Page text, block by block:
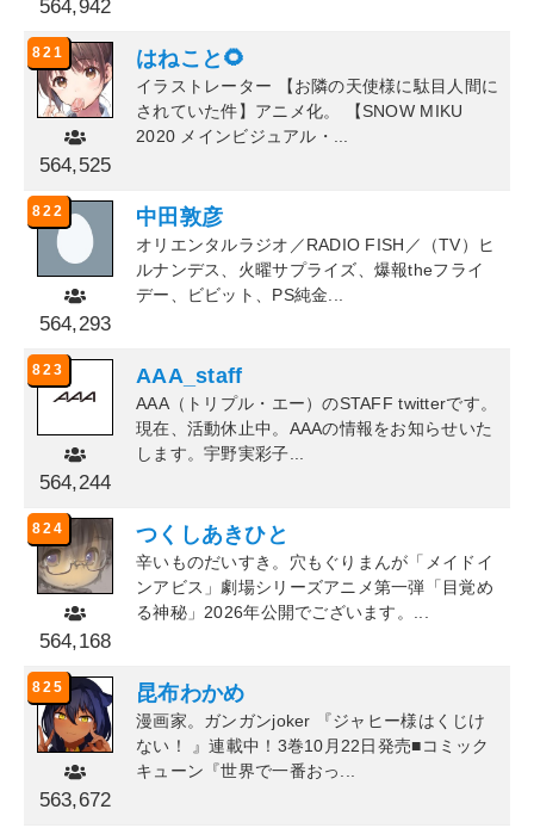
564,942
821
564,525
はねこと🌻
イラストレーター 【お隣の天使様に駄目人間に
されていた件】アニメ化。 【SNOW MIKU
2020 メインビジュアル・...
822
564,293
中田敦彦
オリエンタルラジオ／RADIO FISH／（TV）ヒ
ルナンデス、火曜サプライズ、爆報theフライ
デー、ビビット、PS純金...
823
564,244
AAA_staff
AAA（トリプル・エー）のSTAFF twitterです。
現在、活動休止中。AAAの情報をお知らせいた
します。宇野実彩子...
824
564,168
つくしあきひと
辛いものだいすき。穴もぐりまんが「メイドイ
ンアビス」劇場シリーズアニメ第一弾「目覚め
る神秘」2026年公開でございます。...
825
563,672
昆布わかめ
漫画家。ガンガンjoker 『ジャヒー様はくじけ
ない！ 』連載中！3巻10月22日発売■コミック
キューン『世界で一番おっ...